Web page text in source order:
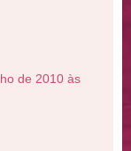
de 2010 às